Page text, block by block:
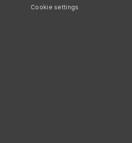
Cookie settings